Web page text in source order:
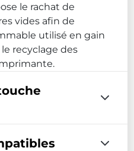
le rachat de
vides afin de
utilisé en gain
recyclage des